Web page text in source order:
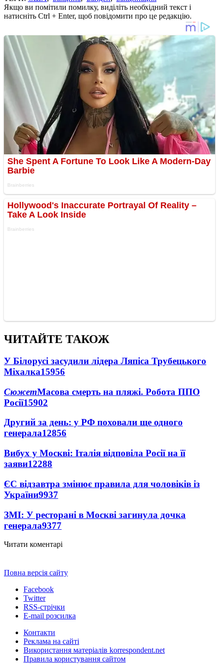
Якщо ви помітили помилку, виділіть необхідний текст і
натисніть Ctrl + Enter, щоб повідомити про це редакцію.
ЧИТАЙТЕ ТАКОЖ
У Білорусі засудили лідера Ляпіса Трубецького
Міхалка15956
СюжетМасова смерть на пляжі. Робота ППО
Росії15902
Другий за день: у РФ поховали ще одного
генерала12856
Вибух у Москві: Італія відповіла Росії на її
заяви12288
ЄС відзавтра змінює правила для чоловіків із
України9937
ЗМІ: У ресторані в Москві загинула дочка
генерала9377
Читати коментарі
Повна версія сайту
Facebook
Twitter
RSS-стрічки
E-mail розсилка
Контакти
Реклама на сайті
Використання матеріалів korrespondent.net
Правила користування сайтом